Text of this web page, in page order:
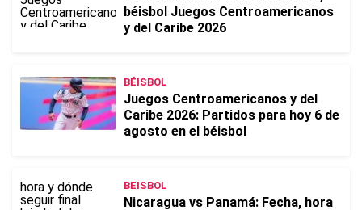
béisbol Juegos Centroamericanos
y del Caribe 2026
BÉISBOL
Juegos Centroamericanos y del
Caribe 2026: Partidos para hoy 6 de
agosto en el béisbol
BEISBOL
Nicaragua vs Panamá: Fecha, hora